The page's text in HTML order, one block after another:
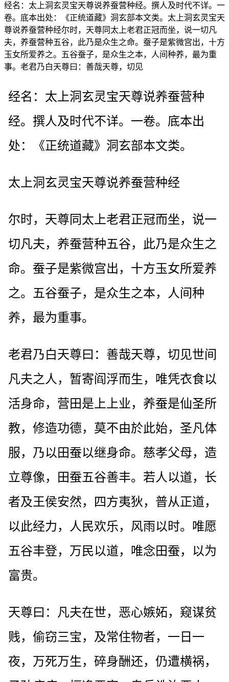
经名：太上洞玄灵宝天尊说养蚕营种经。撰人及时代不详。一
卷。底本出处：《正统道藏》洞玄部本文类。太上洞玄灵宝天
尊说养蚕营种经尔时，天尊同太上老君正冠而坐，说一切凡
夫，养蚕营种五谷，此乃是众生之命。蚕子是紫微宫出，十方
玉女所爱养之。五谷蚕子，是众生之本，人间种养，最为重
事。老君乃白天尊曰：善哉天尊，切见
经名：太上洞玄灵宝天尊说养蚕营种
经。撰人及时代不详。一卷。底本出
处：《正统道藏》洞玄部本文类。
太上洞玄灵宝天尊说养蚕营种经
尔时，天尊同太上老君正冠而坐，说一
切凡夫，养蚕营种五谷，此乃是众生之
命。蚕子是紫微宫出，十方玉女所爱养
之。五谷蚕子，是众生之本，人间种
养，最为重事。
老君乃白天尊曰：善哉天尊，切见世间
凡夫之人，暂寄阎浮而生，唯凭衣食以
活身命，营田是上上业，养蚕是仙圣所
教，修造功德，莫不由於此始，圣凡体
服，乃以田蚕以继身命。慈孝父母，造
立尊像，田蚕五谷善丰。若人以道，长
者及王侯安然，四方夷狄，普从正道，
以此经力，人民欢乐，风雨以时。唯愿
五谷丰登，万民以道，唯念田蚕，以为
富贵。
天尊曰：凡夫在世，恶心嫉妬，窥谋贫
贱，偷窃三宝，及常住物者，一日一
夜，万死万生，碎身酬还，仍遭横祸，